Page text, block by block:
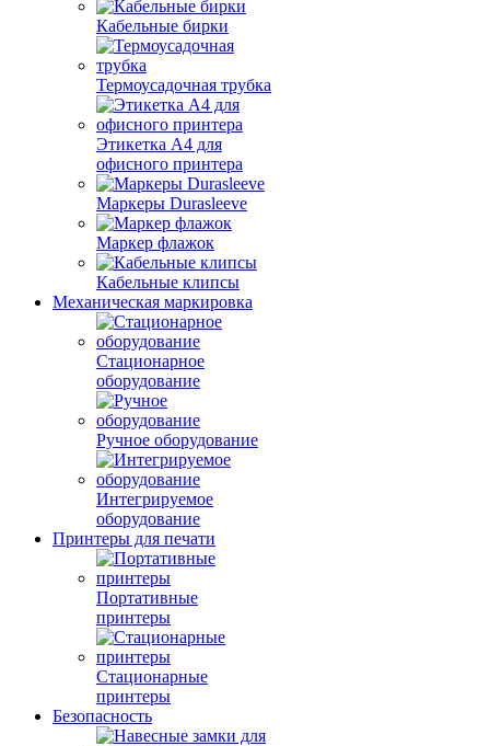
Кабельные бирки
Термоусадочная трубка
Этикетка А4 для
офисного принтера
Маркеры Durasleeve
Маркер флажок
Кабельные клипсы
Механическая маркировка
Стационарное
оборудование
Ручное оборудование
Интегрируемое
оборудование
Принтеры для печати
Портативные
принтеры
Стационарные
принтеры
Безопасность